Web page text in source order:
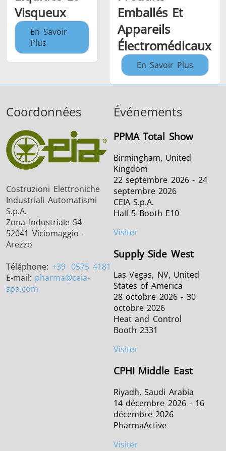
Visqueux
En Savoir
Plus
Emballés Et
Appareils
Électromédicaux
En Savoir Plus
Coordonnées
Costruzioni Elettroniche
Industriali Automatismi
S.p.A.
Zona Industriale 54
52041 Viciomaggio -
Arezzo
Téléphone: +39 0575 4181
E-mail: pharma@ceia-
spa.com
Événements
PPMA Total Show
Birmingham, United
Kingdom
22 septembre 2026 - 24
septembre 2026
CEIA S.p.A.
Hall 5 Booth E10
Visiter
Supply Side West
Las Vegas, NV, United
States of America
28 octobre 2026 - 30
octobre 2026
Heat and Control
Booth 2331
Visiter
CPHI Middle East
Riyadh, Saudi Arabia
14 décembre 2026 - 16
décembre 2026
PharmaActive
Visiter